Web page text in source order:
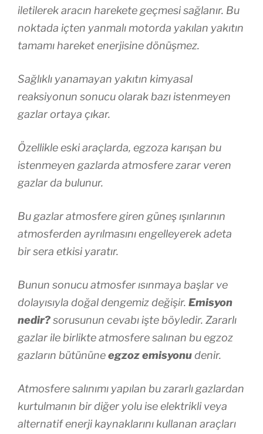
iletilerek aracın harekete geçmesi sağlanır. Bu
noktada içten yanmalı motorda yakılan yakıtın
tamamı hareket enerjisine dönüşmez.
Sağlıklı yanamayan yakıtın kimyasal
reaksiyonun sonucu olarak bazı istenmeyen
gazlar ortaya çıkar.
Özellikle eski araçlarda, egzoza karışan bu
istenmeyen gazlarda atmosfere zarar veren
gazlar da bulunur.
Bu gazlar atmosfere giren güneş ışınlarının
atmosferden ayrılmasını engelleyerek adeta
bir sera etkisi yaratır.
Bunun sonucu atmosfer ısınmaya başlar ve
dolayısıyla doğal dengemiz değişir. Emisyon
nedir?sorusunun cevabı işte böyledir. Zararlı
gazlar ile birlikte atmosfere salınan bu egzoz
gazların bütününeegzoz emisyonudenir.
Atmosfere salınımı yapılan bu zararlı gazlardan
kurtulmanın bir diğer yolu ise elektrikli veya
alternatif enerji kaynaklarını kullanan araçları